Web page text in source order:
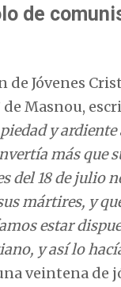
de
Jóvenes
Masnou,
y
más que
del 18 de julio
mártires, y
estar
y así lo
veintena de